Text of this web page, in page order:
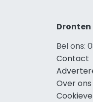
Dronten
Bel ons:
Contact
Over ons